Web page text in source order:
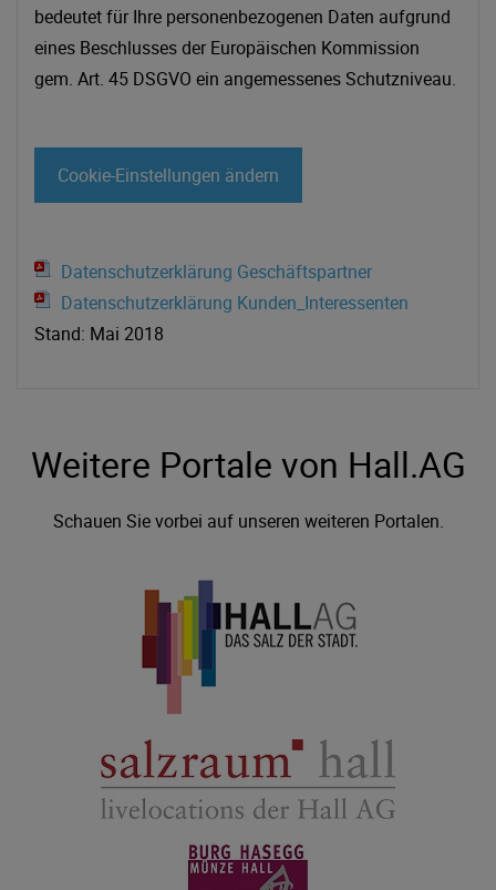
bedeutet für Ihre personenbezogenen Daten aufgrund
eines Beschlusses der Europäischen Kommission
gem. Art. 45 DSGVO ein angemessenes Schutzniveau.
Cookie-Einstellungen ändern
Datenschutzerklärung Geschäftspartner
Datenschutzerklärung Kunden_Interessenten
Stand: Mai 2018
Weitere Portale von Hall.AG
Schauen Sie vorbei auf unseren weiteren Portalen.